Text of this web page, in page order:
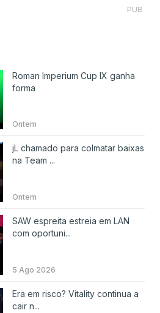
PUB
Roman Imperium Cup IX ganha
forma
Ontem
jL chamado para colmatar baixas
na Team ...
Ontem
SAW espreita estreia em LAN
com oportuni...
5 Ago 2026
Era em risco? Vitality continua a
cair n...